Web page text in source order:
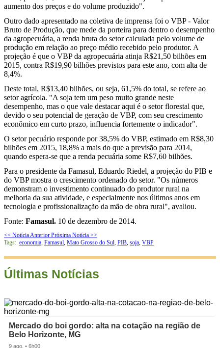
aumento dos preços e do volume produzido".
Outro dado apresentado na coletiva de imprensa foi o VBP - Valor
Bruto de Produção, que mede da porteira para dentro o desempenho
da agropecuária, a renda bruta do setor calculada pelo volume de
produção em relação ao preço médio recebido pelo produtor. A
projeção é que o VBP da agropecuária atinja R$21,50 bilhões em
2015, contra R$19,90 bilhões previstos para este ano, com alta de
8,4%.
Deste total, R$13,40 bilhões, ou seja, 61,5% do total, se refere ao
setor agrícola. "A soja tem um peso muito grande neste
desempenho, mas o que vale destacar aqui é o setor florestal que,
devido o seu potencial de geração de VBP, com seu crescimento
econômico em curto prazo, influencia fortemente o indicador".
O setor pecuário responde por 38,5% do VBP, estimado em R$8,30
bilhões em 2015, 18,8% a mais do que a previsão para 2014,
quando espera-se que a renda pecuária some R$7,60 bilhões.
Para o presidente da Famasul, Eduardo Riedel, a projeção do PIB e
do VBP mostra o crescimento ordenado do setor. "Os números
demonstram o investimento continuado do produtor rural na
melhoria da sua atividade, e especialmente nos últimos anos em
tecnologia e profissionalização da mão de obra rural", avaliou.
Fonte: Famasul. 10 de dezembro de 2014.
<< Notícia Anterior Próxima Notícia >>
Tags: economia, Famasul, Mato Grosso do Sul, PIB, soja, VBP
Últimas Notícias
Mercado do boi gordo: alta na cotação na região de
Belo Horizonte, MG
9 ago. • 6h00